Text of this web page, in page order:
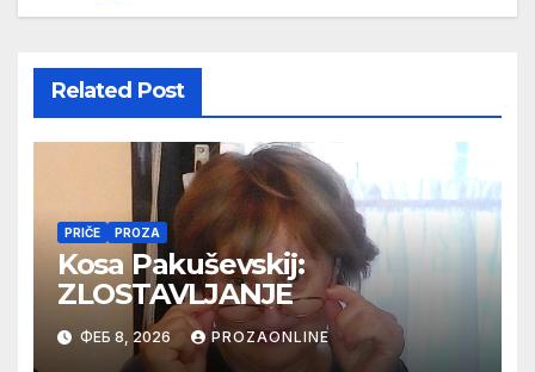
Related Post
PRIČE PROZA
Kosa Pakuševskij:
ZLOSTAVLJANJE
ФЕБ 8, 2026 PROZAONLINE